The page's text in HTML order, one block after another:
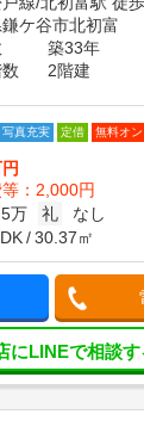
ケ谷市北初富
築33年
2階建
写真充実 定借 無料オ
：2,000円
万 礼
なし
30.37㎡
にLINEで相談す